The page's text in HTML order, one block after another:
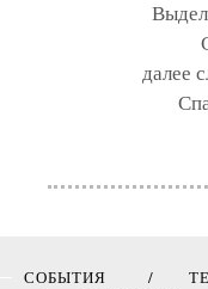
далее
СОБЫТИЯ